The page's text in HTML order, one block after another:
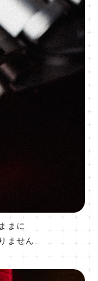
まに
ません